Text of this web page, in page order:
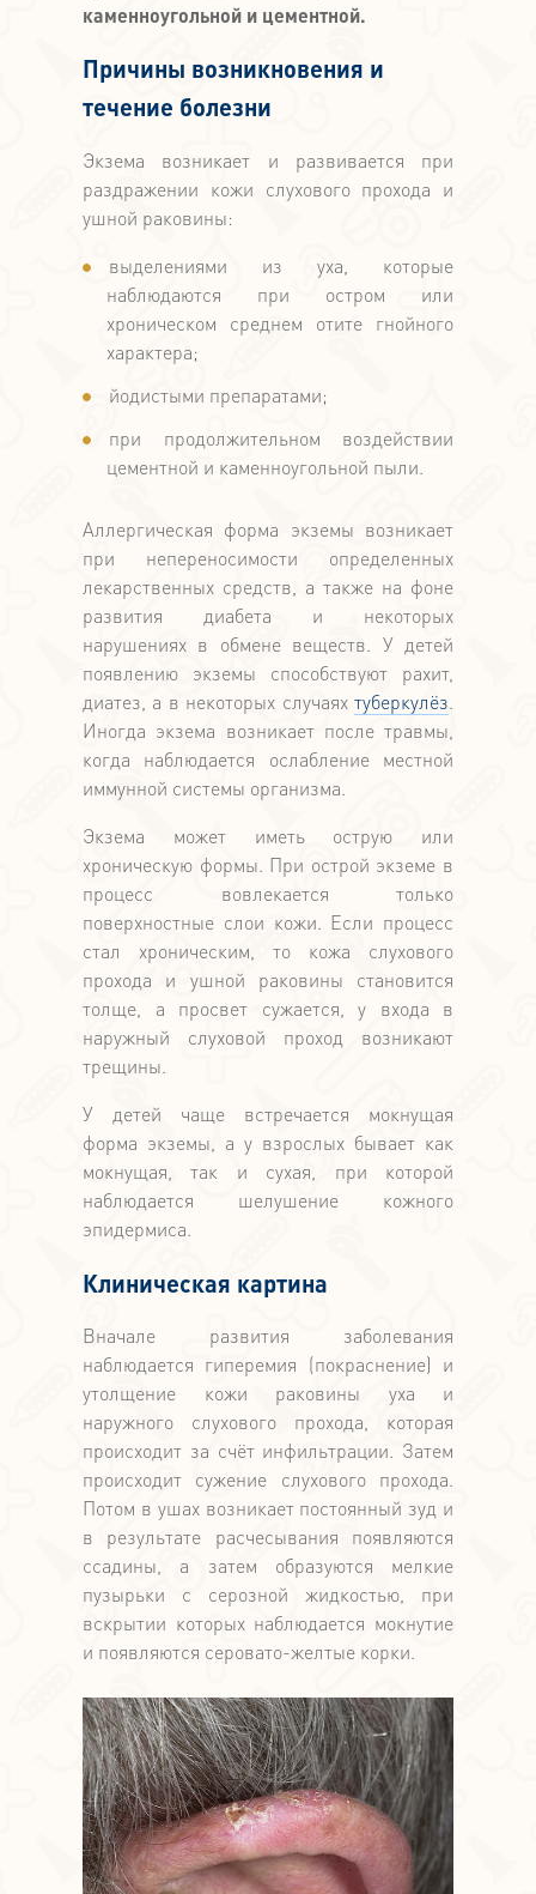
каменноугольной и цементной.
Причины возникновения и
течение болезни
Экзема возникает и развивается при
раздражении кожи слухового прохода и
ушной раковины:
выделениями из уха, которые
наблюдаются при остром или
хроническом среднем отите гнойного
характера;
йодистыми препаратами;
при продолжительном воздействии
цементной и каменноугольной пыли.
Аллергическая форма экземы возникает
при непереносимости определенных
лекарственных средств, а также на фоне
развития диабета и некоторых
нарушениях в обмене веществ. У детей
появлению экземы способствуют рахит,
диатез, а в некоторых случаях туберкулёз
Иногда экзема возникает после травмы,
когда наблюдается ослабление местной
иммунной системы организма.
Экзема может иметь острую или
хроническую формы. При острой экземе в
процесс вовлекается только
поверхностные слои кожи. Если процесс
стал хроническим, то кожа слухового
прохода и ушной раковины становится
толще, а просвет сужается, у входа в
наружный слуховой проход возникают
трещины.
У детей чаще встречается мокнущая
форма экземы, а у взрослых бывает как
мокнущая, так и сухая, при которой
наблюдается шелушение кожного
эпидермиса.
Клиническая картина
Вначале развития заболевания
наблюдается гиперемия (покраснение) и
утолщение кожи раковины уха и
наружного слухового прохода, которая
происходит за счёт инфильтрации. Затем
происходит сужение слухового прохода.
Потом в ушах возникает постоянный зуд и
в результате расчесывания появляются
ссадины, а затем образуются мелкие
пузырьки с серозной жидкостью, при
вскрытии которых наблюдается мокнутие
и появляются серовато-желтые корки.